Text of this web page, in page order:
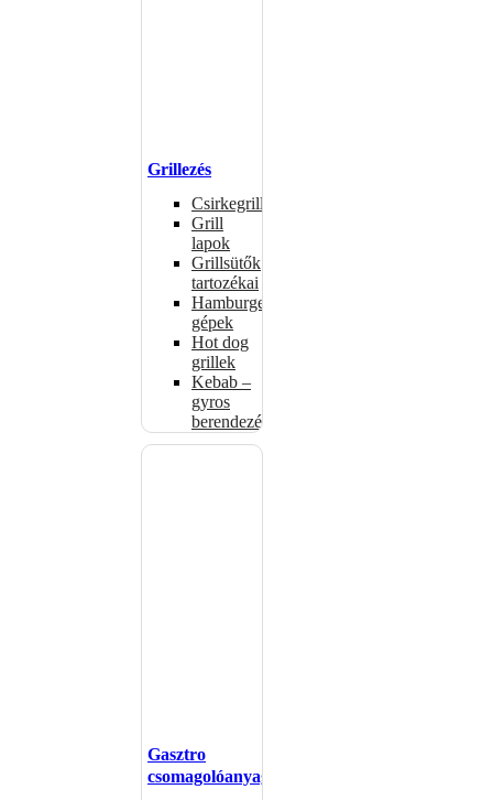
Grillezés
Csirkegrillek
Grill
lapok
Grillsütők
tartozékai
Hamburgerformázó
gépek
Hot dog
grillek
Kebab –
gyros
berendezés
Gasztro
csomagolóanyagok